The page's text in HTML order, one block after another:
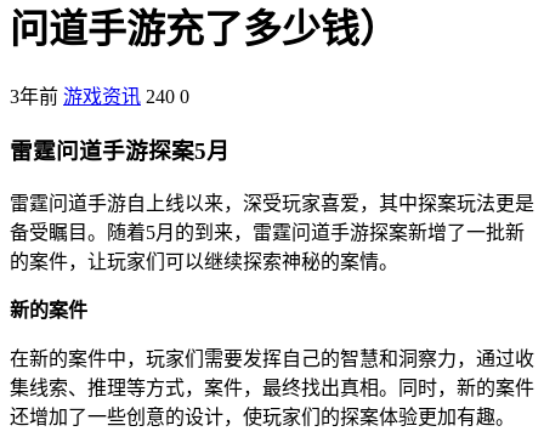
问道手游充了多少钱）
3年前 游戏资讯 240 0
雷霆问道手游探案5月
雷霆问道手游自上线以来，深受玩家喜爱，其中探案玩法更是
备受瞩目。随着5月的到来，雷霆问道手游探案新增了一批新
的案件，让玩家们可以继续探索神秘的案情。
新的案件
在新的案件中，玩家们需要发挥自己的智慧和洞察力，通过收
集线索、推理等方式，案件，最终找出真相。同时，新的案件
还增加了一些创意的设计，使玩家们的探案体验更加有趣。